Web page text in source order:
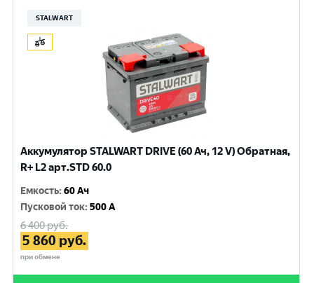
STALWART
Аккумулятор STALWART DRIVE (60 Ач, 12 V) Обратная,
R+ L2 арт.STD 60.0
Емкость:60 Ач
Пусковой ток:500 A
6 400руб.
5 860 руб.
при обмене